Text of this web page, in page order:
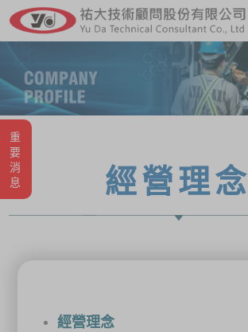
重要消息 經營理念
經營理念